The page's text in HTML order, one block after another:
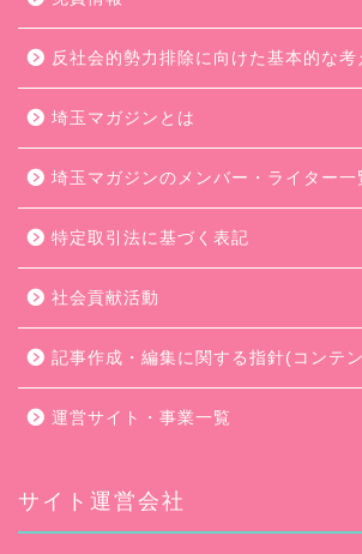
反社会的勢力排除に向けた基本的な考
埼玉マガジンとは
埼玉マガジンのメンバー・ライター一
特定取引法に基づく表記
社会貢献活動
記事作成・編集に関する指針(コンテ
運営サイト・事業一覧
サイト運営会社